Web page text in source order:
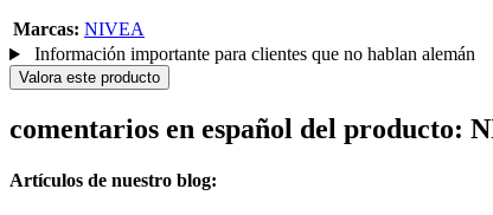
Marcas: NIVEA
Información importante para clientes que no hablan alemán
Valora este producto
comentarios en español del producto:
Artículos de nuestro blog: